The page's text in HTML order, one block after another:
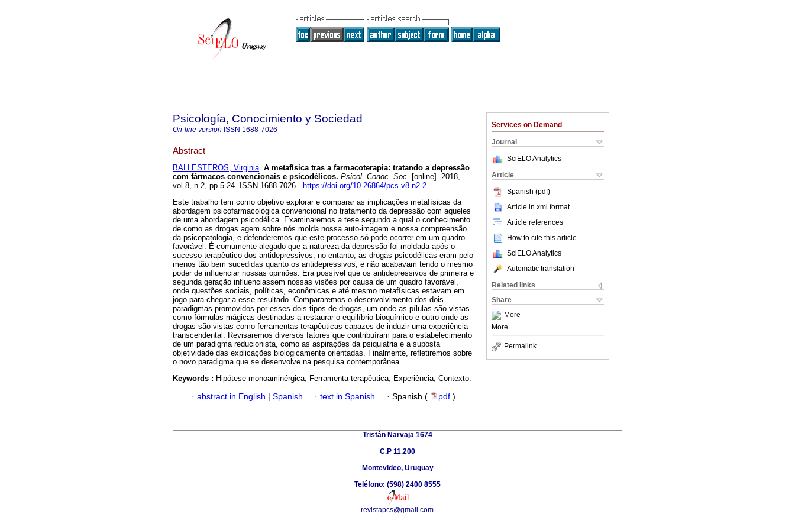
Services on Demand
Journal
SciELO Analytics
Article
Spanish (pdf)
Article in xml format
Article references
How to cite this article
SciELO Analytics
Automatic translation
Related links
Share
More
More
Permalink
Psicología, Conocimiento y Sociedad
On-line version ISSN 1688-7026
Abstract
BALLESTEROS, Virginia. A metafísica tras a farmacoterapia: tratando a depressão
com fármacos convencionais e psicodélicos. Psicol. Conoc. Soc. [online]. 2018,
vol.8, n.2, pp.5-24. ISSN 1688-7026.
https://doi.org/10.26864/pcs.v8.n2.2.
Este trabalho tem como objetivo explorar e comparar as implicações metafísicas da
abordagem psicofarmacológica convencional no tratamento da depressão com aqueles
de uma abordagem psicodélica. Examinaremos a tese segundo a qual o conhecimento
de como as drogas agem sobre nós molda nossa auto-imagem e nossa compreensão
da psicopatologia, e defenderemos que este processo só pode ocorrer em um quadro
favorável. É comumente alegado que a natureza da depressão foi moldada após o
sucesso terapêutico dos antidepressivos; no entanto, as drogas psicodélicas eram pelo
menos tão bem sucedidas quanto os antidepressivos, e não acabavam tendo o mesmo
poder de influenciar nossas opiniões. Era possível que os antidepressivos de primeira e
segunda geração influenciassem nossas visões por causa de um quadro favorável,
onde questões sociais, políticas, econômicas e até mesmo metafísicas estavam em
jogo para chegar a esse resultado. Compararemos o desenvolvimento dos dois
paradigmas promovidos por esses dois tipos de drogas, um onde as pílulas são vistas
como fórmulas mágicas destinadas a restaurar o equilíbrio bioquímico e outro onde as
drogas são vistas como ferramentas terapêuticas capazes de induzir uma experiência
transcendental. Revisaremos diversos fatores que contribuíram para o estabelecimento
de um paradigma reducionista, como as aspirações da psiquiatria e a suposta
objetividade das explicações biologicamente orientadas. Finalmente, refletiremos sobre
o novo paradigma que se desenvolve na pesquisa contemporânea.
Keywords : Hipótese monoaminérgica; Ferramenta terapêutica; Experiência, Contexto.
· abstract in English | Spanish · text in Spanish · Spanish ( pdf )
Tristán Narvaja 1674
C.P 11.200
Montevideo, Uruguay
Teléfono: (598) 2400 8555
revistapcs@gmail.com